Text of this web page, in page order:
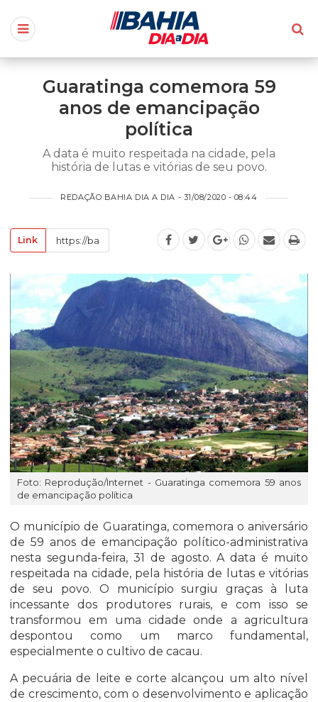
Guaratinga comemora 59
anos de emancipação
política
A data é muito respeitada na cidade, pela
história de lutas e vitórias de seu povo.
REDAÇÃO BAHIA DIA A DIA - 31/08/2020 - 08:44
Link
Foto: Reprodução/Internet - Guaratinga comemora 59 anos
de emancipação política
O município de Guaratinga, comemora o aniversário
de 59 anos de emancipação político-administrativa
nesta segunda-feira, 31 de agosto. A data é muito
respeitada na cidade, pela história de lutas e vitórias
de seu povo. O município surgiu graças à luta
incessante dos produtores rurais, e com isso se
transformou em uma cidade onde a agricultura
despontou como um marco fundamental,
especialmente o cultivo de cacau.
A pecuária de leite e corte alcançou um alto nível
de crescimento, com o desenvolvimento e aplicação